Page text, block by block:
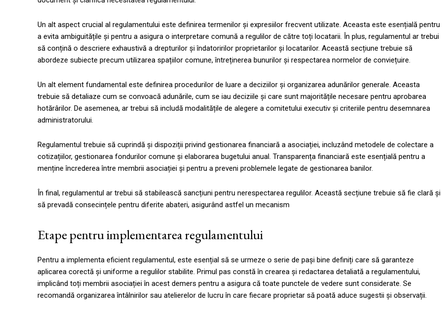
Un alt aspect crucial al regulamentului este definirea termenilor și expresiilor frecvent utilizate. Aceasta este esențială pentru
a evita ambiguitățile și pentru a asigura o interpretare comună a regulilor de către toți locatarii. În plus, regulamentul ar trebui
să conțină o descriere exhaustivă a drepturilor și îndatoririlor proprietarilor și locatarilor. Această secțiune trebuie să
abordeze subiecte precum utilizarea spațiilor comune, întreținerea bunurilor și respectarea normelor de conviețuire.
Un alt element fundamental este definirea procedurilor de luare a deciziilor și organizarea adunărilor generale. Aceasta
trebuie să detaliaze cum se convoacă adunările, cum se iau deciziile și care sunt majoritățile necesare pentru aprobarea
hotărârilor. De asemenea, ar trebui să includă modalitățile de alegere a comitetului executiv și criteriile pentru desemnarea
administratorului.
Regulamentul trebuie să cuprindă și dispoziții privind gestionarea financiară a asociației, incluzând metodele de colectare a
cotizațiilor, gestionarea fondurilor comune și elaborarea bugetului anual. Transparența financiară este esențială pentru a
menține încrederea între membrii asociației și pentru a preveni problemele legate de gestionarea banilor.
În final, regulamentul ar trebui să stabilească sancțiuni pentru nerespectarea regulilor. Această secțiune trebuie să fie clară și
să prevadă consecințele pentru diferite abateri, asigurând astfel un mecanism
Etape pentru implementarea regulamentului
Pentru a implementa eficient regulamentul, este esențial să se urmeze o serie de pași bine definiți care să garanteze
aplicarea corectă și uniforme a regulilor stabilite. Primul pas constă în crearea și redactarea detaliată a regulamentului,
implicând toți membrii asociației în acest demers pentru a asigura că toate punctele de vedere sunt considerate. Se
recomandă organizarea întâlnirilor sau atelierelor de lucru în care fiecare proprietar să poată aduce sugestii și observații.